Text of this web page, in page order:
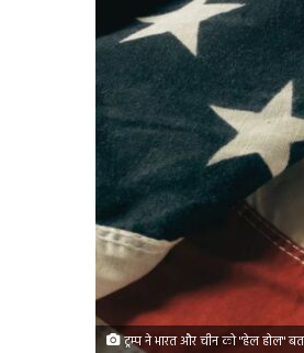
ट्रम्प ने भारत और चीन को "हेल होल"